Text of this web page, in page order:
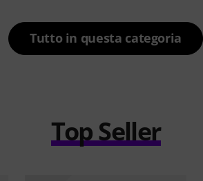
Tutto in questa categoria
Top Seller